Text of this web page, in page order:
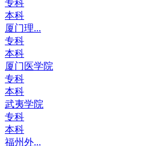
专科
本科
厦门理...
专科
本科
厦门医学院
专科
本科
武夷学院
专科
本科
福州外...